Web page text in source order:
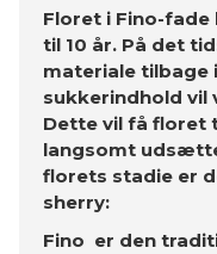
Floret i Fino-
til 10 år. På det
materiale tilbage
sukkerindhold vil
Dette vil få floret
langsomt
florets stadie er
sherry:
Fino er den